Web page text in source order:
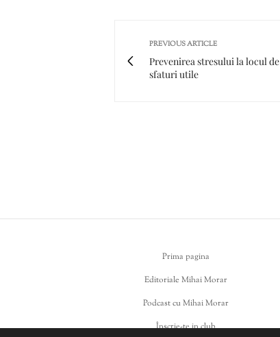
PREVIOUS ARTICLE
Prevenirea stresului la locul
sfaturi utile
Prima pagina
Editoriale Mihai Morar
Podcast cu Mihai Morar
Înscrie-te in club